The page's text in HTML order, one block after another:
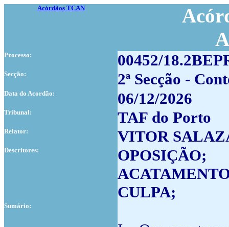
Acórdãos TCAN
Processo: 00452/
Secção: 2ª Secção -
Data do Acordão: 06/12/2026
Tribunal: TAF do Porto
Relator: VITOR
Descritores:
OPOSIÇÃO;
CULPA;
Sumário: